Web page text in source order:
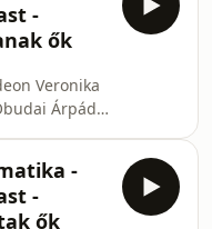
között?
a
fontos
érteni és
között
-
ők
Veronika
Árpád
-
-
ők